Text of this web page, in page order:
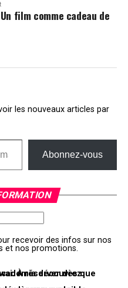
Un film comme cadeau de
les nouveaux articles par
Abonnez-vous
recevoir des infos sur nos
et nos promotions.